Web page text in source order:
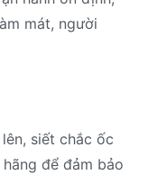
mát, người
siết chắc ốc
để đảm bảo